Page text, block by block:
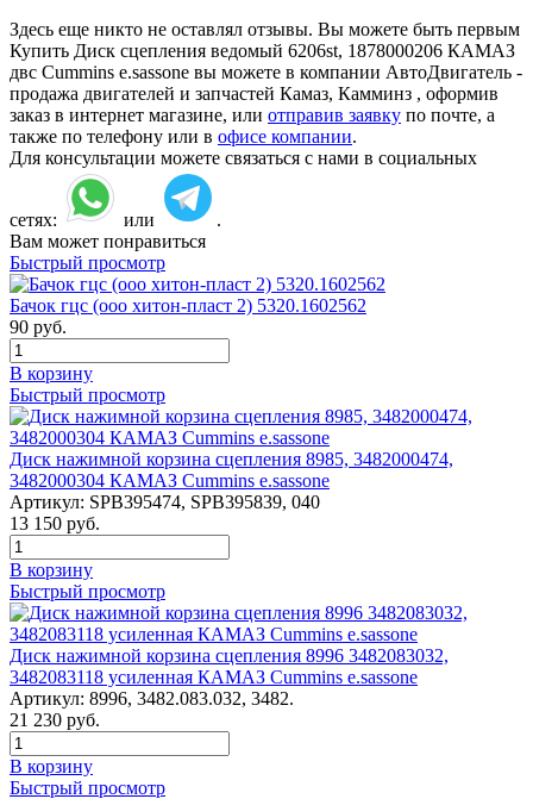
Здесь еще никто не оставлял отзывы. Вы можете быть первым
Купить Диск сцепления ведомый 6206st, 1878000206 КАМАЗ
двс Cummins e.sassone вы можете в компании АвтоДвигатель -
продажа двигателей и запчастей Камаз, Камминз , оформив
заказ в интернет магазине, или отправив заявку по почте, а
также по телефону или в офисе компании.
Для консультации можете связаться с нами в социальных
сетях: или
.
Вам может понравиться
Быстрый просмотр
Бачок гцс (ооо хитон-пласт 2) 5320.1602562
90 руб.
В корзину
Быстрый просмотр
Диск нажимной корзина сцепления 8985, 3482000474,
3482000304 КАМАЗ Cummins e.sassone
Артикул: SPB395474, SPB395839, 040
13 150 руб.
В корзину
Быстрый просмотр
Диск нажимной корзина сцепления 8996 3482083032,
3482083118 усиленная КАМАЗ Cummins e.sassone
Артикул: 8996, 3482.083.032, 3482.
21 230 руб.
В корзину
Быстрый просмотр